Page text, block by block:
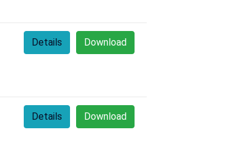
Download
Details
Download
Details